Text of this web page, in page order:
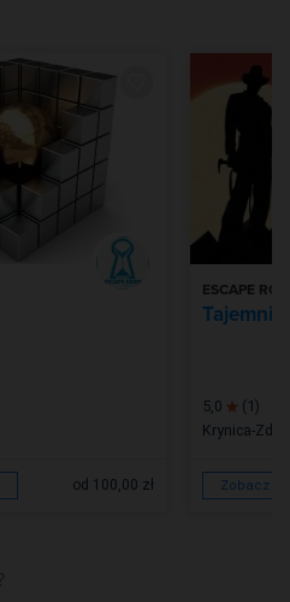
od 100,00 zł
ESCAPE
5,0
(1)
Krynica-Zdrój
Zobacz